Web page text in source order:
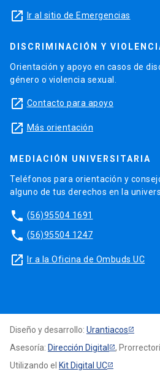
launch Ir al sitio de Emergencias
DISCRIMINACIÓN Y
Orientación y apoyo en casos de
género o violencia sexual.
launch Contacto para apoyo
launch Más orientación
MEDIACIÓN UNIVERSITARIA
Teléfonos para orientación y
alguno de tus derechos en la
phone (56)95504 1691
phone (56)95504 1247
launch Ir a la Oficina de Ombuds UC
Diseño y desarrollo: Urantiacos
Asesoría: Dirección Digital
,
Utilizando el Kit Digital UC